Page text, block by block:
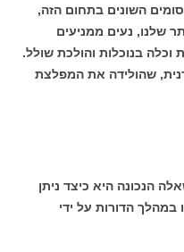
השונים בתחום הזה,
שלנו, נעים ממניעים
וכלה בנוכלות והולכת שולל.
שהולידה את המפלצת
הנכונה היא כיצד ניתן
הדורות על ידי